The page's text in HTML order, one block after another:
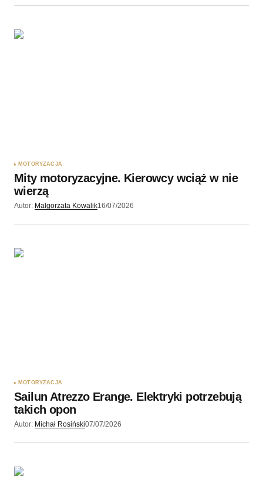
MOTORYZACJA
Mity motoryzacyjne. Kierowcy wciąż w nie
wierzą
Autor: Malgorzata Kowalik16/07/2026
MOTORYZACJA
Sailun Atrezzo Erange. Elektryki potrzebują
takich opon
Autor: Michał Rosiński07/07/2026